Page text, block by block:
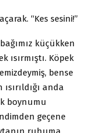
“Kes sesini!”
küçükken
ısırmıştı. Köpek
bense
anda
boynumu
geçene